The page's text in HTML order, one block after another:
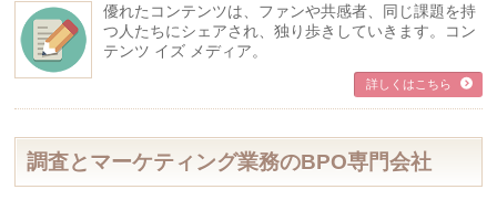
優れたコンテンツは、ファンや共感者、同じ課題を持
つ人たちにシェアされ、独り歩きしていきます。コン
テンツ イズ メディア。
詳しくはこちら
調査とマーケティング業務のBPO専門会社